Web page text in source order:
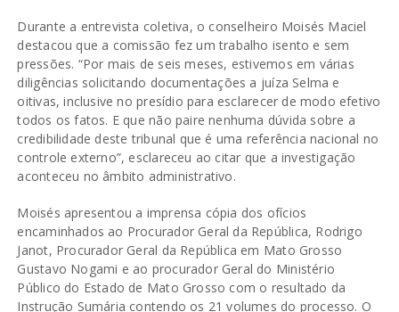
Durante a entrevista coletiva, o conselheiro Moisés Maciel
destacou que a comissão fez um trabalho isento e sem
pressões. “Por mais de seis meses, estivemos em várias
diligências solicitando documentações a juíza Selma e
oitivas, inclusive no presídio para esclarecer de modo efetivo
todos os fatos. E que não paire nenhuma dúvida sobre a
credibilidade deste tribunal que é uma referência nacional no
controle externo”, esclareceu ao citar que a investigação
aconteceu no âmbito administrativo.
Moisés apresentou a imprensa cópia dos ofícios
encaminhados ao Procurador Geral da República, Rodrigo
Janot, Procurador Geral da República em Mato Grosso
Gustavo Nogami e ao procurador Geral do Ministério
Público do Estado de Mato Grosso com o resultado da
Instrução Sumária contendo os 21 volumes do processo. O